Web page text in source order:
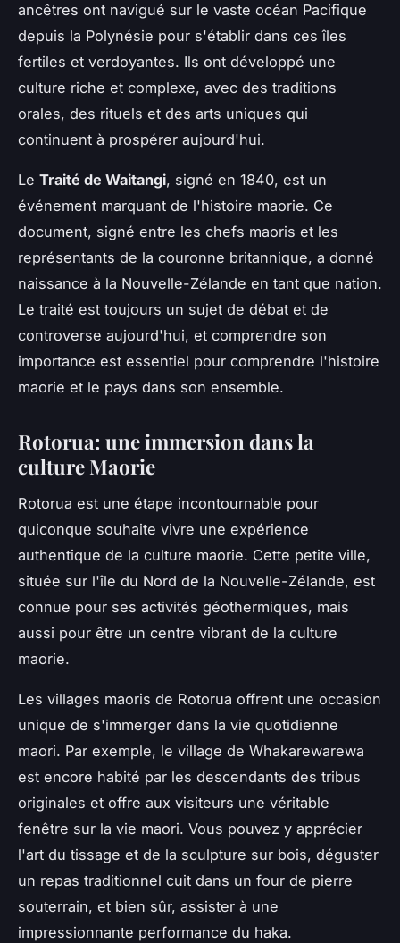
ancêtres ont navigué sur le vaste océan Pacifique
depuis la Polynésie pour s'établir dans ces îles
fertiles et verdoyantes. Ils ont développé une
culture riche et complexe, avec des traditions
orales, des rituels et des arts uniques qui
continuent à prospérer aujourd'hui.
Le Traité de Waitangi, signé en 1840, est un
événement marquant de l'histoire maorie. Ce
document, signé entre les chefs maoris et les
représentants de la couronne britannique, a donné
naissance à la Nouvelle-Zélande en tant que nation.
Le traité est toujours un sujet de débat et de
controverse aujourd'hui, et comprendre son
importance est essentiel pour comprendre l'histoire
maorie et le pays dans son ensemble.
Rotorua: une immersion dans la
culture Maorie
Rotorua est une étape incontournable pour
quiconque souhaite vivre une expérience
authentique de la culture maorie. Cette petite ville,
située sur l'île du Nord de la Nouvelle-Zélande, est
connue pour ses activités géothermiques, mais
aussi pour être un centre vibrant de la culture
maorie.
Les villages maoris de Rotorua offrent une occasion
unique de s'immerger dans la vie quotidienne
maori. Par exemple, le village de Whakarewarewa
est encore habité par les descendants des tribus
originales et offre aux visiteurs une véritable
fenêtre sur la vie maori. Vous pouvez y apprécier
l'art du tissage et de la sculpture sur bois, déguster
un repas traditionnel cuit dans un four de pierre
souterrain, et bien sûr, assister à une
impressionnante performance du haka.